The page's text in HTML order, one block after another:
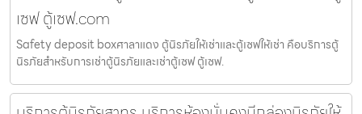
เซฟ ตู้เซฟ.com
Safety deposit boxศาลาแดง ตู้นิรภัยให้เช่าและตู้เซฟให้เช่า คือบริการตู้
นิรภัยสำหรับการเช่าตู้นิรภัยและเช่าตู้เซฟ ตู้เซฟ.